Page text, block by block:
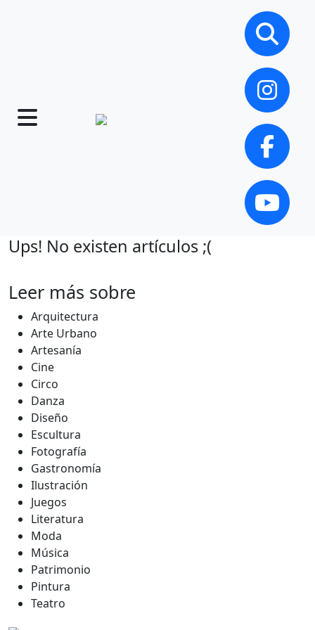
Ups! No existen artículos ;(
Leer más sobre
Arquitectura
Arte Urbano
Artesanía
Cine
Circo
Danza
Diseño
Escultura
Fotografía
Gastronomía
Ilustración
Juegos
Literatura
Moda
Música
Patrimonio
Pintura
Teatro